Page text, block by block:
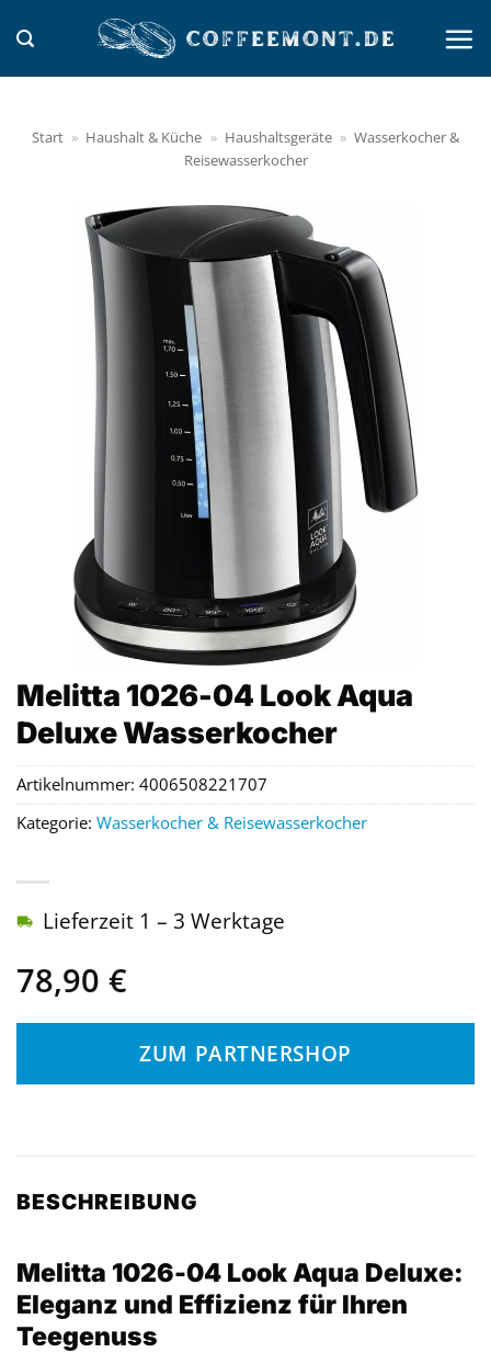
Inhalt
springen
Start » Haushalt & Küche » Haushaltsgeräte » Wasserkocher &
Reisewasserkocher
Melitta 1026-04 Look Aqua
Deluxe Wasserkocher
78,90 €
Lieferzeit 1 – 3 Werktage
ZUM PARTNERSHOP
Artikelnummer: 4006508221707
Kategorie: Wasserkocher & Reisewasserkocher
BESCHREIBUNG
Melitta 1026-04 Look Aqua Deluxe:
Eleganz und Effizienz für Ihren
Teegenuss